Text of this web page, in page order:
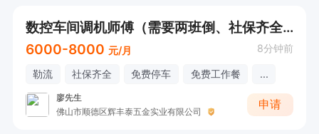
数控车间调机师傅（需要两班倒、社保齐全+包午餐）
6000-8000 元/月 8分钟前
勒流 社保齐全 免费停车 免费工作餐 ...
廖先生
佛山市顺德区辉丰泰五金实业有限公司
申请